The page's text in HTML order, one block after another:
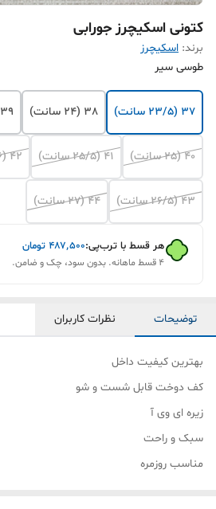
کتونی اسکیچرز جورابی
برند: اسکیچرز
طوسی سیر
37 (23/5 سانت) 38 (24 سانت) 39 (24/5 سانت)
40 (25 سانت) 41 (25/5 سانت) 42 (26 سانت)
43 (26/5 سانت) 44 (27 سانت)
هر قسط با ترب‌پی:۴۸۷٬۵۰۰ تومان
۴ قسط ماهانه. بدون سود، چک و ضامن.
توضیحات نظرات کاربران
بهترین کیفیت داخل
کف دوخت قابل شست و شو
زیره ای وی آ
سبک و راحت
مناسب روزمره